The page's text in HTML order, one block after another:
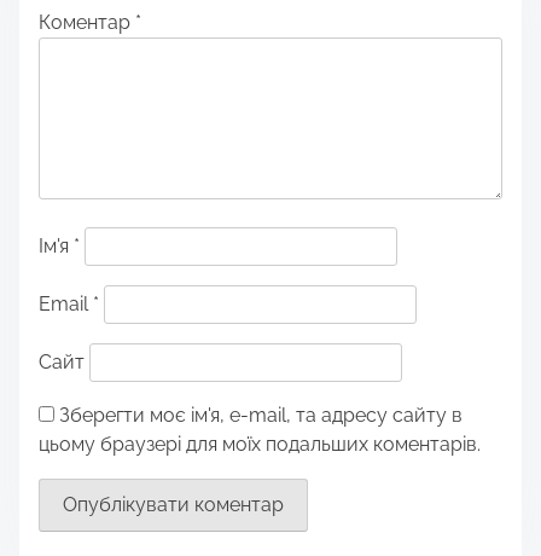
Коментар *
Ім'я *
Email *
Сайт
Зберегти моє ім'я, e-mail, та адресу сайту в
цьому браузері для моїх подальших коментарів.